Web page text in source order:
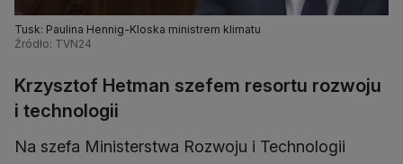
Tusk: Paulina Hennig-Kloska ministrem klimatu
Źródło: TVN24
Krzysztof Hetman szefem resortu rozwoju
i technologii
Na szefa Ministerstwa Rozwoju i Technologii